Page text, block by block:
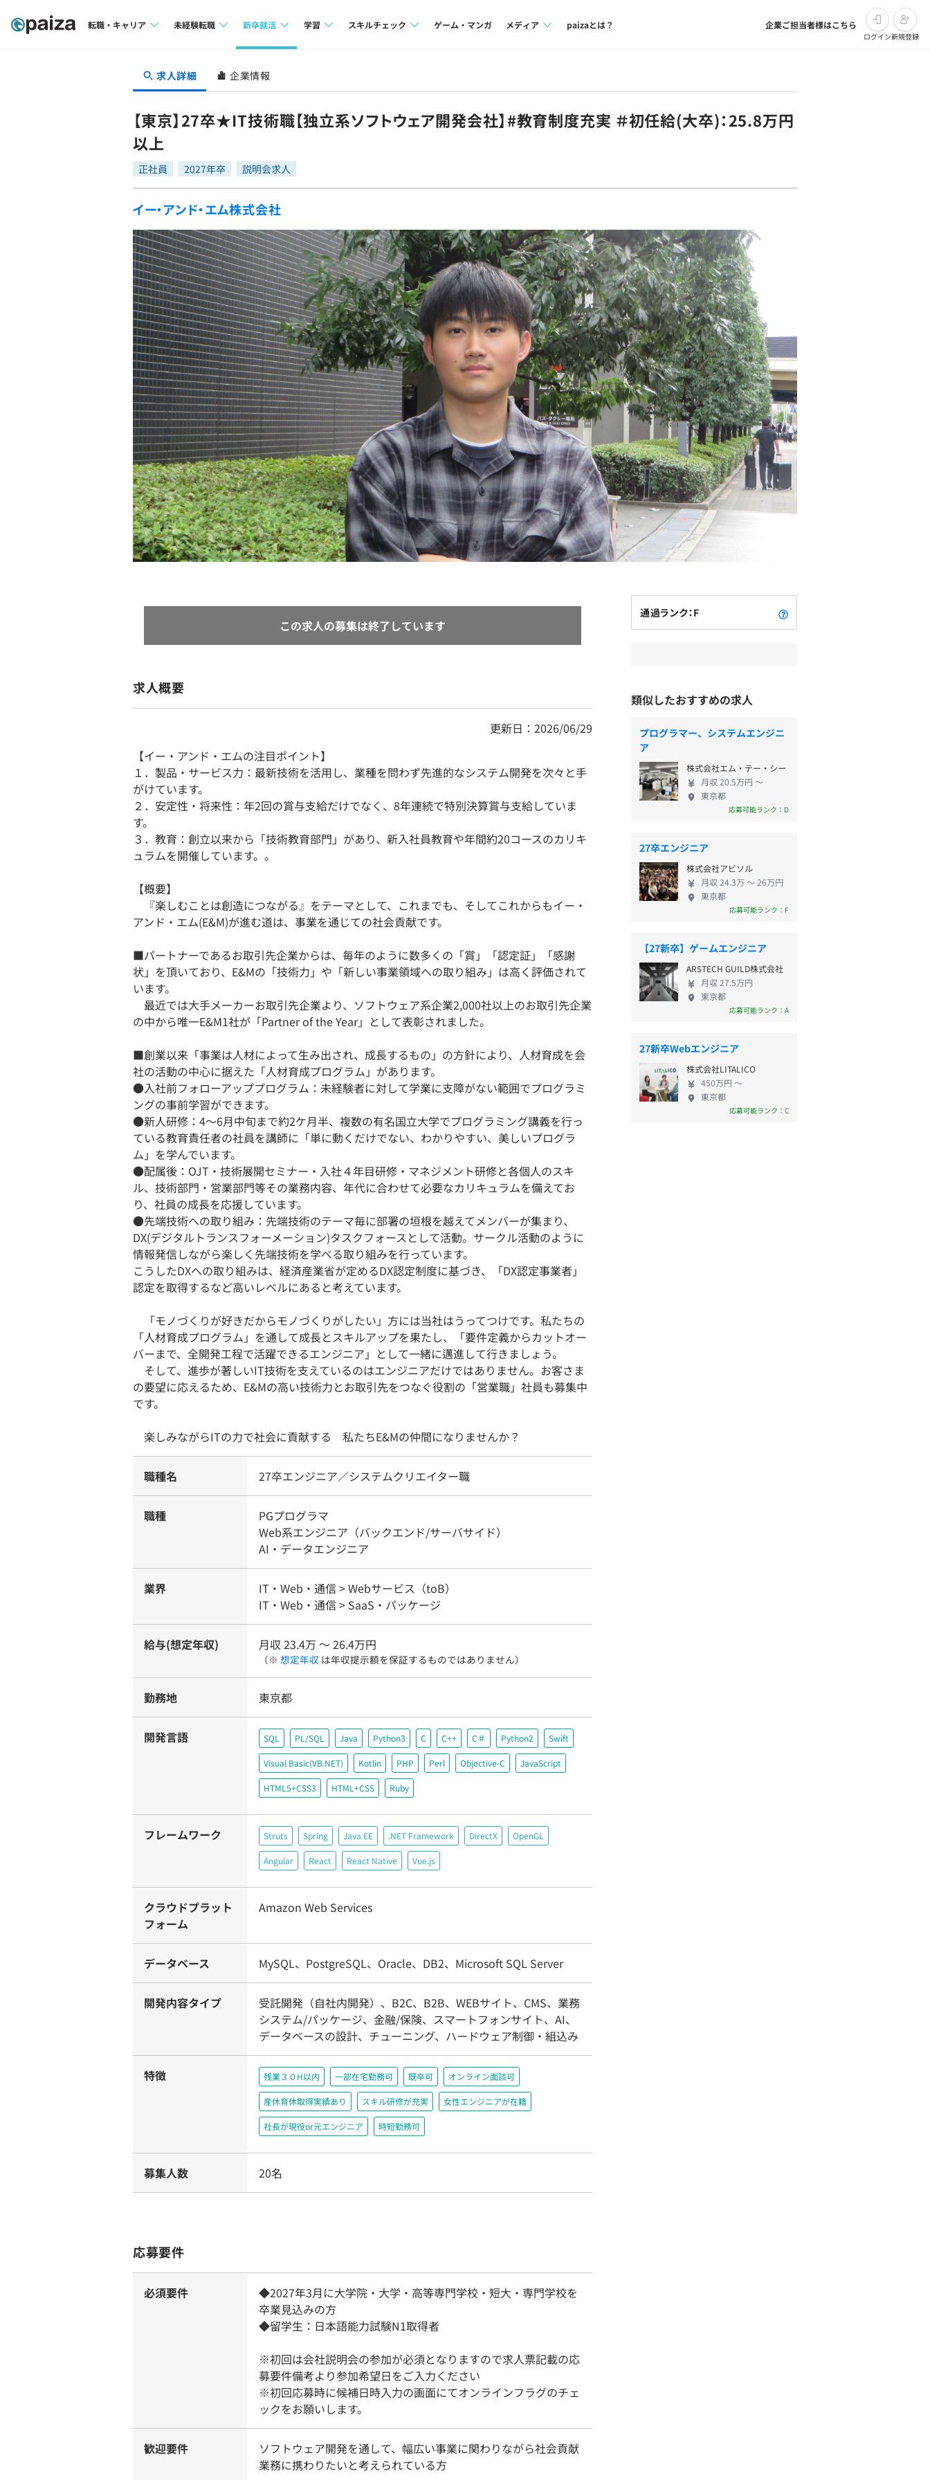
転職・キャリア
転職成功ガイド
未経験転職
求人検索
転職成功ガイド
新卒就活
本選考
インターン
インタビュー
就活成功ガイド
学習
4択課題
リファレンス
個人向けプラン
法人向けプラン
学校向けプラン
契約内容・クーポン
スキルチェック
評価結果一覧
ゲーム・マンガ メディア
note
paizaとは？ 企業ご担当者様はこちら
ログイン新規登録
求人詳細 企業情報
【東京】27卒★IT技術職【独立系ソフトウェア開発会社】#教育制度充実 ＃初任給(大卒)：25.8万円
以上
正社員 2027年卒 説明会求人
イー・アンド・エム株式会社
この求人の募集は終了しています
求人概要
更新日：2026/06/29
【イー・アンド・エムの注目ポイント】
１．製品・サービス力：最新技術を活用し、業種を問わず先進的なシステム開発を次々と手
がけています。
２．安定性・将来性：年2回の賞与支給だけでなく、8年連続で特別決算賞与支給していま
す。
３．教育：創立以来から「技術教育部門」があり、新入社員教育や年間約20コースのカリキ
ュラムを開催しています。。
【概要】
『楽しむことは創造につながる』をテーマとして、これまでも、そしてこれからもイー・
アンド・エム(E&M)が進む道は、事業を通じての社会貢献です。
■パートナーであるお取引先企業からは、毎年のように数多くの「賞」「認定証」「感謝
状」を頂いており、E&Mの「技術力」や「新しい事業領域への取り組み」は高く評価されて
います。
最近では大手メーカーお取引先企業より、ソフトウェア系企業2,000社以上のお取引先企業
の中から唯一E&M1社が「Partner of the Year」として表彰されました。
■創業以来「事業は人材によって生み出され、成長するもの」の方針により、人材育成を会
社の活動の中心に据えた「人材育成プログラム」があります。
●入社前フォローアッププログラム：未経験者に対して学業に支障がない範囲でプログラミ
ングの事前学習ができます。
●新人研修：4～6月中旬まで約2ケ月半、複数の有名国立大学でプログラミング講義を行っ
ている教育責任者の社員を講師に「単に動くだけでない、わかりやすい、美しいプログラ
ム」を学んでいます。
●配属後：OJT・技術展開セミナー・入社４年目研修・マネジメント研修と各個人のスキ
ル、技術部門・営業部門等その業務内容、年代に合わせて必要なカリキュラムを備えてお
り、社員の成長を応援しています。
●先端技術への取り組み：先端技術のテーマ毎に部署の垣根を越えてメンバーが集まり、
DX(デジタルトランスフォーメーション)タスクフォースとして活動。サークル活動のように
情報発信しながら楽しく先端技術を学べる取り組みを行っています。
こうしたDXへの取り組みは、経済産業省が定めるDX認定制度に基づき、「DX認定事業者」
認定を取得するなど高いレベルにあると考えています。
「モノづくりが好きだからモノづくりがしたい」方には当社はうってつけです。私たちの
「人材育成プログラム」を通して成長とスキルアップを果たし、「要件定義からカットオー
バーまで、全開発工程で活躍できるエンジニア」として一緒に邁進して行きましょう。
そして、進歩が著しいIT技術を支えているのはエンジニアだけではありません。お客さま
の要望に応えるため、E&Mの高い技術力とお取引先をつなぐ役割の「営業職」社員も募集中
です。
楽しみながらITの力で社会に貢献する 私たちE&Mの仲間になりませんか？
職種名 27卒エンジニア／システムクリエイター職
職種
PGプログラマ
Web系エンジニア（バックエンド/サーバサイド）
AI・データエンジニア
業界
IT・Web・通信 > Webサービス（toB）
IT・Web・通信 > SaaS・パッケージ
給与(想定年収) 月収 23.4万 〜 26.4万円
（※ 想定年収 は年収提示額を保証するものではありません）
勤務地 東京都
開発言語 SQL PL/SQL Java Python3 C C++ C＃ Python2 Swift
Visual Basic(VB.NET) Kotlin PHP Perl Objective-C JavaScript
HTML5+CSS3 HTML+CSS Ruby
フレームワーク Struts Spring Java EE .NET Framework DirectX OpenGL
Angular React React Native Vue.js
クラウドプラット
フォーム
Amazon Web Services
データベース MySQL、PostgreSQL、Oracle、DB2、Microsoft SQL Server
開発内容タイプ
受託開発（自社内開発）、B2C、B2B、WEBサイト、CMS、業務
システム/パッケージ、金融/保険、スマートフォンサイト、AI、
データベースの設計、チューニング、ハードウェア制御・組込み
特徴 残業３０H以内 一部在宅勤務可 既卒可 オンライン面談可
産休育休取得実績あり スキル研修が充実 女性エンジニアが在籍
社長が現役or元エンジニア 時短勤務可
募集人数 20名
応募要件
必須要件
◆2027年3月に大学院・大学・高等専門学校・短大・専門学校を
卒業見込みの方
◆留学生：日本語能力試験N1取得者
※初回は会社説明会の参加が必須となりますので求人票記載の応
募要件備考より参加希望日をご入力ください
※初回応募時に候補日時入力の画面にてオンラインフラグのチェ
ックをお願いします。
歓迎要件
ソフトウェア開発を通して、幅広い事業に関わりながら社会貢献
業務に携わりたいと考えられている方
通過ランク：F
類似したおすすめの求人
プログラマー、システムエンジニ
ア
株式会社エム・テー・シー
月収 20.5万円 〜
東京都
応募可能ランク：D
27卒エンジニア
株式会社アビソル
月収 24.3万 〜 26万円
東京都
応募可能ランク：F
【27新卒】ゲームエンジニア
ARSTECH GUILD株式会社
月収 27.5万円
東京都
応募可能ランク：A
27新卒Webエンジニア
株式会社LITALICO
450万円 〜
東京都
応募可能ランク：C